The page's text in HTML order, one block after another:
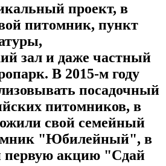
проект, в
питомник, пункт
зал и даже частный
В 2015-м году
посадочный
питомников, в
свой семейный
"Юбилейный", в
первую акцию "Сдай